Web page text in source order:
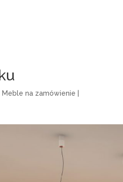
Meble na zamówienie